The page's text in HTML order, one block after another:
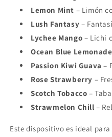
Lemon Mint – Limón
Lush Fantasy –
Lychee Mango – Lichi
Ocean Blue Lemonade
Passion Kiwi Guava –
Rose Strawberry –
Scotch Tobacco –
Strawmelon Chill –
Este dispositivo es ideal